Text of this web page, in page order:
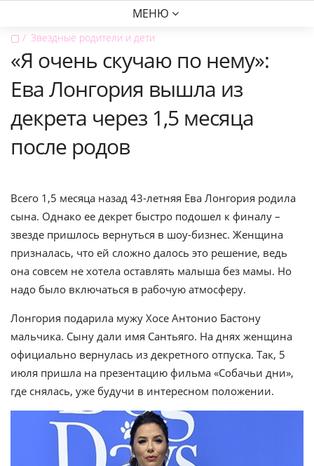
МЕНЮ
▢ Звездные родители и дети
«Я очень скучаю по нему»:
Ева Лонгория вышла из
декрета через 1,5 месяца
после родов
Всего 1,5 месяца назад 43-летняя Ева Лонгория родила
сына. Однако ее декрет быстро подошел к финалу –
звезде пришлось вернуться в шоу-бизнес. Женщина
призналась, что ей сложно далось это решение, ведь
она совсем не хотела оставлять малыша без мамы. Но
надо было включаться в рабочую атмосферу.
Лонгория подарила мужу Хосе Антонио Бастону
мальчика. Сыну дали имя Сантьяго. На днях женщина
официально вернулась из декретного отпуска. Так, 5
июля пришла на презентацию фильма «Собачьи дни»,
где снялась, уже будучи в интересном положении.